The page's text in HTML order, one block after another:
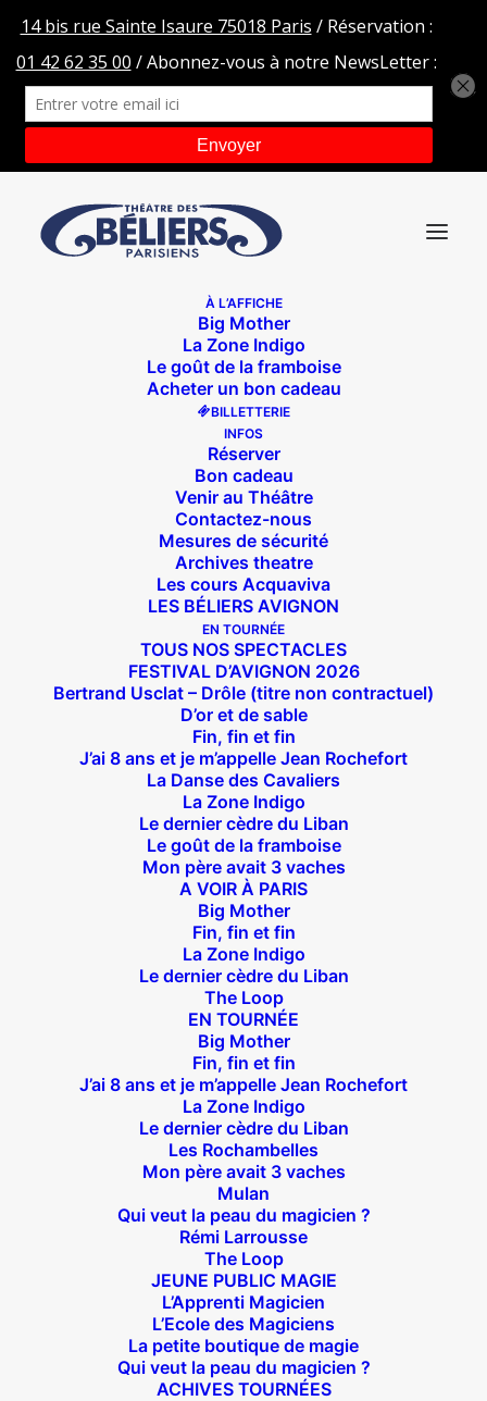
À L’AFFICHE
Big Mother
La Zone Indigo
Le goût de la framboise
Acheter un bon cadeau
BILLETTERIE
INFOS
Réserver
Bon cadeau
Venir au Théâtre
Contactez-nous
Mesures de sécurité
Archives theatre
Les cours Acquaviva
LES BÉLIERS AVIGNON
EN TOURNÉE
TOUS NOS SPECTACLES
FESTIVAL D’AVIGNON 2026
Bertrand Usclat – Drôle (titre non contractuel)
D’or et de sable
Fin, fin et fin
J’ai 8 ans et je m’appelle Jean Rochefort
La Danse des Cavaliers
La Zone Indigo
Le dernier cèdre du Liban
Le goût de la framboise
Mon père avait 3 vaches
A VOIR À PARIS
Big Mother
Fin, fin et fin
La Zone Indigo
Le dernier cèdre du Liban
The Loop
EN TOURNÉE
Big Mother
Fin, fin et fin
J’ai 8 ans et je m’appelle Jean Rochefort
La Zone Indigo
Le dernier cèdre du Liban
Les Rochambelles
Mon père avait 3 vaches
Mulan
Qui veut la peau du magicien ?
Rémi Larrousse
The Loop
JEUNE PUBLIC MAGIE
L’Apprenti Magicien
L’Ecole des Magiciens
La petite boutique de magie
Qui veut la peau du magicien ?
ACHIVES TOURNÉES
home salle
Accueil home salle home salle
Suivez nous !
Théâtre des Béliers Parisiens
14 bis rue Sainte Isaure 75018 Paris
Joffrin / Simplon – Loc : 01 42 62 35 00
À l’affiche
Big Mother